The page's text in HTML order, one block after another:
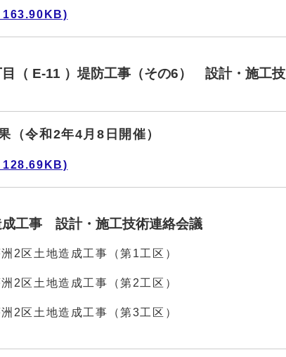
163.90KB)
（ E-11 ）堤防工事（その6） 設計・施工技
（令和2年4月8日開催）
128.69KB)
工事 設計・施工技術連絡会議
区土地造成工事（第1工区）
区土地造成工事（第2工区）
区土地造成工事（第3工区）